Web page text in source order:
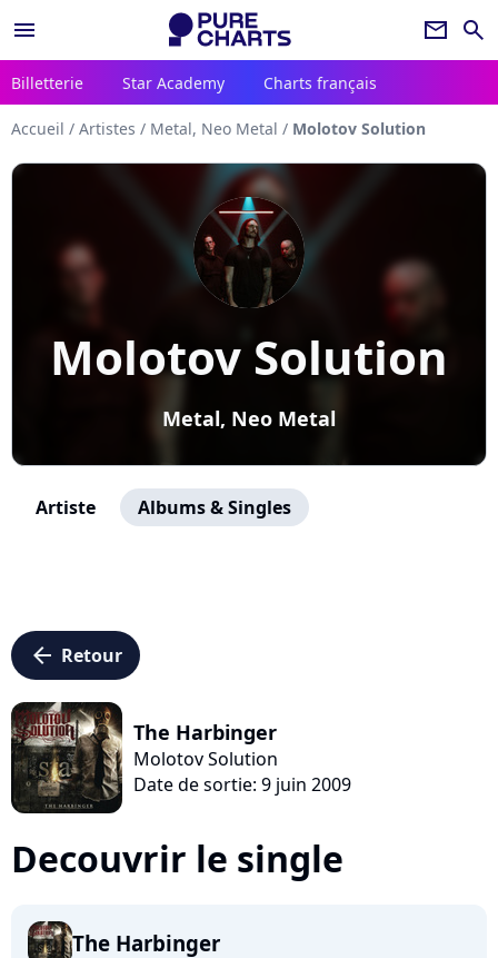
menu newsletter search
Billetterie Star Academy Charts français
Accueil / Artistes / Metal, Neo Metal / Molotov Solution
Molotov Solution
Metal, Neo Metal
Artiste Albums & Singles
arrow_left Retour
The Harbinger
Molotov Solution
Date de sortie: 9 juin 2009
Decouvrir le single
The Harbinger